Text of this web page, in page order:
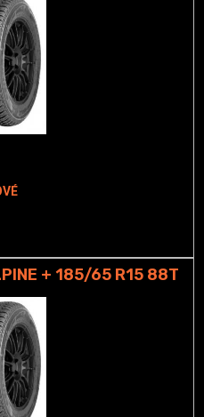
+ 185/65 R15 88T